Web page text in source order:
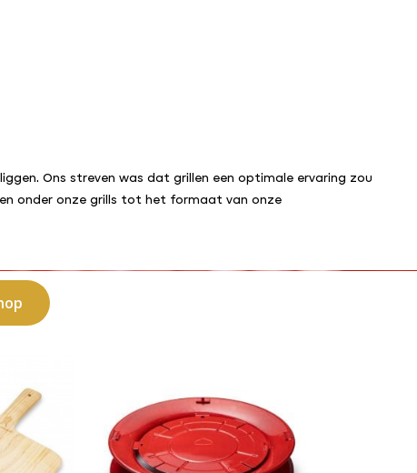
Ons streven was dat grillen een optimale ervaring zou
onder onze grills tot het formaat van onze